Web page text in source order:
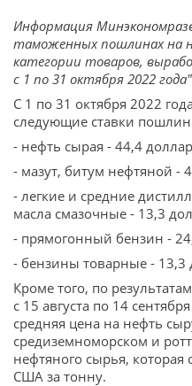
Информация
таможенных пошлинах на
категории товаров,
с 1 по 31 октября 2022 года"
С 1 по 31 октября 2022
следующие ставки пошлин
- нефть сырая - 44,4
- мазут, битум нефтяной -
- легкие и средние
масла смазочные - 13,3
- прямогонный бензин -
- бензины товарные -
Кроме того, по
с 15 августа по 14
средняя цена на нефть
средиземноморском и
нефтяного сырья, которая
США за тонну.